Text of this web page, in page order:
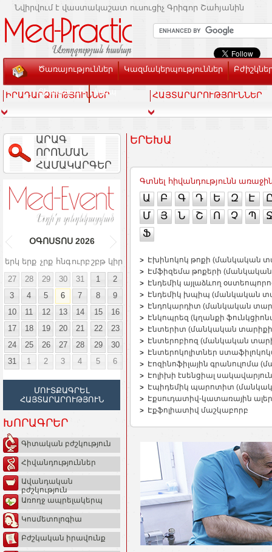
Նվիրվում է վաստակաշատ ուսուցիչ Գրիգոր Շահյանին
Ծառայություններ Կազմակերպություններ
Տեսասրահ Կապ
ԻՐԱԴԱՐՁՈՒԹՅՈՒՆՆԵՐ ՀԱՅՏԱՐԱՐՈՒԹՅՈՒՆՆԵՐ
ԱՐԱԳ
ՈՐՈՆՄԱՆ
ՀԱՄԱԿԱՐԳԵՐ
ՕԳՈՍՏՈՍ 2026
երկ երք չրք հնգուրբ շբթ կիր
27
28 29 30 31 1
2
3
4 5 6 7 8
9
10
11 12 13 14 15
16
17
18 19 20 21 22
23
24
25 26 27 28 29
30
31
1 2 3 4 5 6
ՄՈՒՏՔԱԳՐԵԼ
ՀԱՅՏԱՐԱՐՈՒԹՅՈՒՆ
ԽՈՐԱԳՐԵՐ
Գիտական բժշկություն
Հիվանդություններ
Ավանդական
բժշկություն
Առողջ ապրելակերպ
Կոսմետոլոգիա
Բժշկական իրավունք
ԵՐԵԽԱ
Գտնել հիվանդությունն
Ա Բ Գ Դ Ե Զ Է
Մ
Յ Ն Շ Ո Չ Պ
Ֆ
Էխինոկոկ թոքի (մանկական
Էմֆիզեմա թոքերի
Էնդեմիկ այլաձևող
Էնդեմիկ խպիպ (մանկական
Էնդոկարդիտ (մանկական
Էնկոպրեզ (կղանքի
Էնտերիտ (մանկական
Էնտերոբիոզ (մանկական
Էնտերոկոլիտներ
Էոզինոֆիլային գրանուլոմա
Էոլիխի էսենցիալ
Էպիդեմիկ պարոտիտ
Էքսուդատիվ-կատառային
Էքֆոլիատիվ մաշկաբորբ